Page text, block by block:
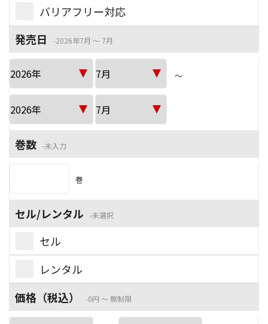
バリアフリー対応
発売日
2026年7月 ～ 7月
～
巻数 未入力
巻
セル/レンタル 未選択
セル
レンタル
価格（税込）
0円 ～ 無制限